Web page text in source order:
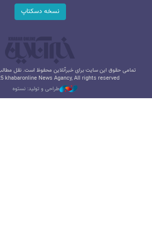
نسخه دسکتاپ
تمامی حقوق این سایت برای خبرآنلاین محفوظ است. نقل مطالب
khabaronline News Agancy, All rights reserved
طراحی و تولید: نستوه